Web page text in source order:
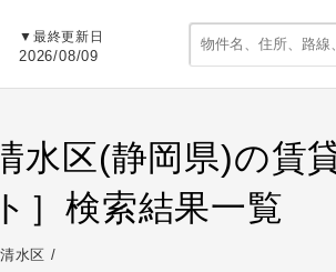
▼最終更新日
2026/08/09
水区(静岡県)の賃
］検索結果一覧
水区